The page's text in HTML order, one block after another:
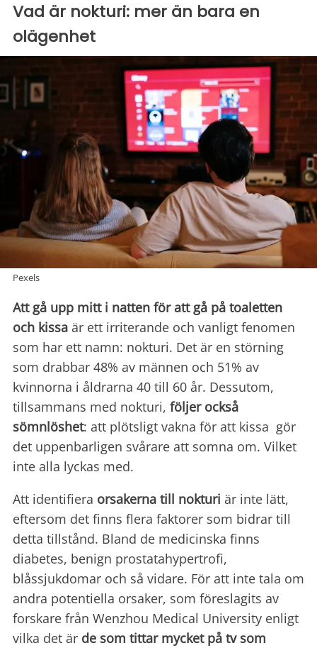
Vad är nokturi: mer än bara en
olägenhet
Pexels
Att gå upp mitt i natten för att gå på toaletten
och kissa är ett irriterande och vanligt fenomen
som har ett namn: nokturi. Det är en störning
som drabbar 48% av männen och 51% av
kvinnorna i åldrarna 40 till 60 år. Dessutom,
tillsammans med nokturi, följer också
sömnlöshet: att plötsligt vakna för att kissa gör
det uppenbarligen svårare att somna om. Vilket
inte alla lyckas med.
Att identifiera orsakerna till nokturi är inte lätt,
eftersom det finns flera faktorer som bidrar till
detta tillstånd. Bland de medicinska finns
diabetes, benign prostatahypertrofi,
blåssjukdomar och så vidare. För att inte tala om
andra potentiella orsaker, som föreslagits av
forskare från Wenzhou Medical University enligt
vilka det är de som tittar mycket på tv som